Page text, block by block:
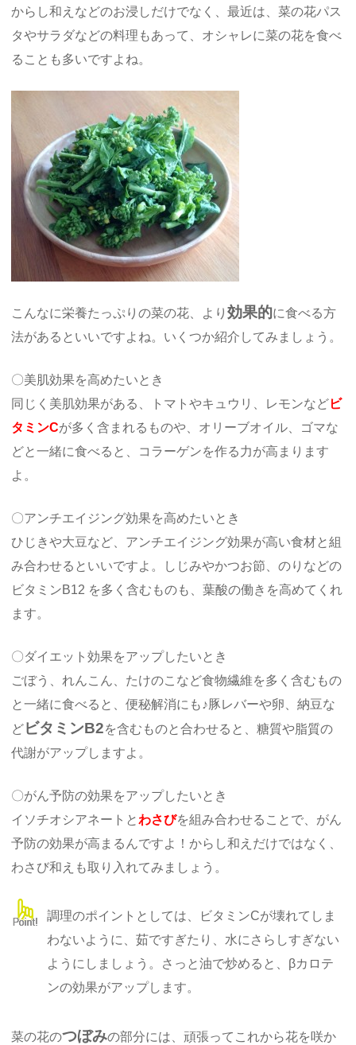
からし和えなどのお浸しだけでなく、最近は、菜の花パス
タやサラダなどの料理もあって、オシャレに菜の花を食べ
ることも多いですよね。
こんなに栄養たっぷりの菜の花、より効果的に食べる方
法があるといいですよね。いくつか紹介してみましょう。
〇美肌効果を高めたいとき
同じく美肌効果がある、トマトやキュウリ、レモンなどビ
タミンCが多く含まれるものや、オリーブオイル、ゴマな
どと一緒に食べると、コラーゲンを作る力が高まります
よ。
〇アンチエイジング効果を高めたいとき
ひじきや大豆など、アンチエイジング効果が高い食材と組
み合わせるといいですよ。しじみやかつお節、のりなどの
ビタミンB12 を多く含むものも、葉酸の働きを高めてくれ
ます。
〇ダイエット効果をアップしたいとき
ごぼう、れんこん、たけのこなど食物繊維を多く含むもの
と一緒に食べると、便秘解消にも♪豚レバーや卵、納豆な
どビタミンB2を含むものと合わせると、糖質や脂質の
代謝がアップしますよ。
〇がん予防の効果をアップしたいとき
イソチオシアネートとわさびを組み合わせることで、がん
予防の効果が高まるんですよ！からし和えだけではなく、
わさび和えも取り入れてみましょう。
調理のポイントとしては、ビタミンCが壊れてしま
わないように、茹ですぎたり、水にさらしすぎない
ようにしましょう。さっと油で炒めると、βカロテ
ンの効果がアップします。
菜の花のつぼみの部分には、頑張ってこれから花を咲か